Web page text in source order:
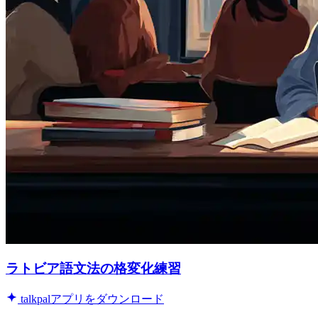
ラトビア語文法の格変化練習
talkpalアプリをダウンロード